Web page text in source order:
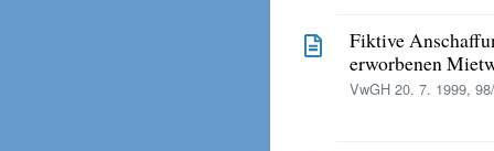
Fiktive
erworbenen
VwGH 20. 7. 1999,